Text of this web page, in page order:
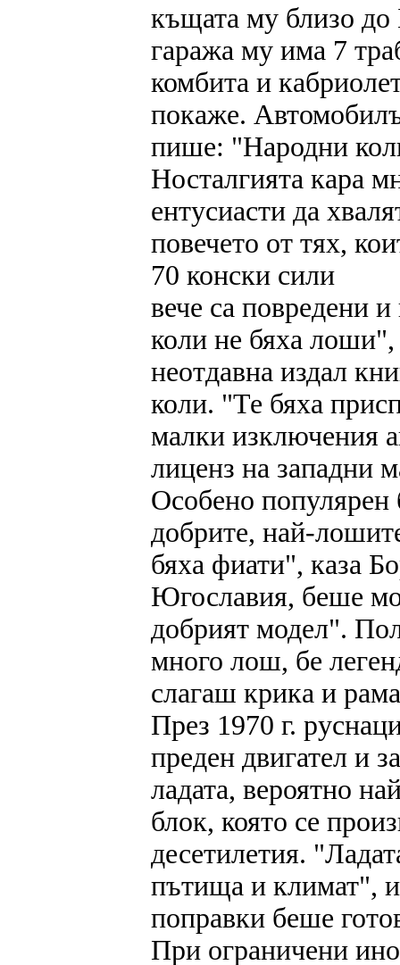
къщата му близо до
гаража му има 7
комбита и
покаже.
пише: "Народни
Носталгията кара
ентусиасти да
повечето от тях,
70 конски сили
вече са повредени
коли не бяха
неотдавна издал
коли. "Те бяха
малки изключения
лиценз на западни
Особено
добрите, най-
бяха фиати", каза
Югославия, беше
добрият модел".
много лош, бе
слагаш крика и
През 1970 г.
преден двигател и
ладата, вероятно
блок, която се
десетилетия.
пътища и климат",
поправки беше
При ограничени